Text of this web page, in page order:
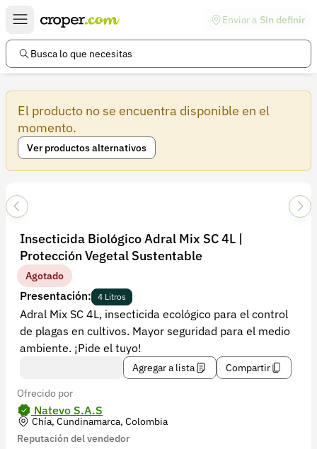
Enviar a Sin definir
Busca lo que necesitas
El producto no se encuentra disponible en el
momento.
Ver productos alternativos
Insecticida Biológico Adral Mix SC 4L |
Protección Vegetal Sustentable
Agotado
Presentación: 4 Litros
Adral Mix SC 4L, insecticida ecológico para el control
de plagas en cultivos. Mayor seguridad para el medio
ambiente. ¡Pide el tuyo!
Agregar a lista
Compartir
Ofrecido por
Natevo S.A.S
Chía, Cundinamarca, Colombia
Reputación del vendedor
Enlaces de interés
Preguntas frecuentes
Ayuda
Información legal
Términos y condiciones
Política de privacidad
Cuenta
Iniciar sesión
Registrarse
Recuperar contraseña
Contacto
+57 323 2931928
contacto@croper.com